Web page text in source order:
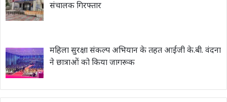
संचालक गिरफ्तार
महिला सुरक्षा संकल्प अभियान के तहत आईजी के.बी. वंदना
ने छात्राओं को किया जागरूक